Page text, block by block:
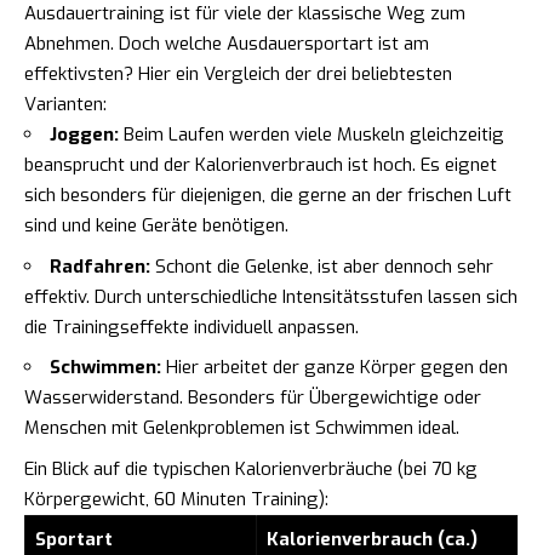
Ausdauertraining ist für viele der klassische Weg zum
Abnehmen. Doch welche Ausdauersportart ist am
effektivsten? Hier ein Vergleich der drei beliebtesten
Varianten:
Joggen: Beim Laufen werden viele Muskeln gleichzeitig
beansprucht und der Kalorienverbrauch ist hoch. Es eignet
sich besonders für diejenigen, die gerne an der frischen Luft
sind und keine Geräte benötigen.
Radfahren: Schont die Gelenke, ist aber dennoch sehr
effektiv. Durch unterschiedliche Intensitätsstufen lassen sich
die Trainingseffekte individuell anpassen.
Schwimmen: Hier arbeitet der ganze Körper gegen den
Wasserwiderstand. Besonders für Übergewichtige oder
Menschen mit Gelenkproblemen ist Schwimmen ideal.
Ein Blick auf die typischen Kalorienverbräuche (bei 70 kg
Körpergewicht, 60 Minuten Training):
Sportart
Kalorienverbrauch (ca.)